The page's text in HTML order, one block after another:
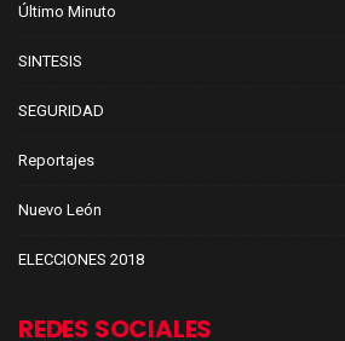
Último Minuto
SINTESIS
SEGURIDAD
Reportajes
Nuevo León
ELECCIONES 2018
REDES SOCIALES